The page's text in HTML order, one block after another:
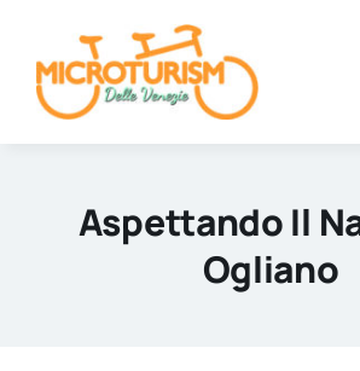
content
Aspettando Il
Ogliano